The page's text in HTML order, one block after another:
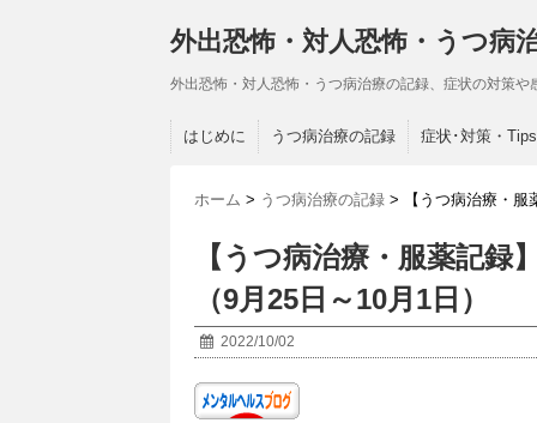
外出恐怖・対人恐怖・うつ病
外出恐怖・対人恐怖・うつ病治療の記録、症状の対策や
はじめに うつ病治療の記録 症状･対策・Tips
ホーム > うつ病治療の記録 > 【うつ病治療・
【うつ病治療・服薬記
（9月25日～10月1日）
2022/10/02